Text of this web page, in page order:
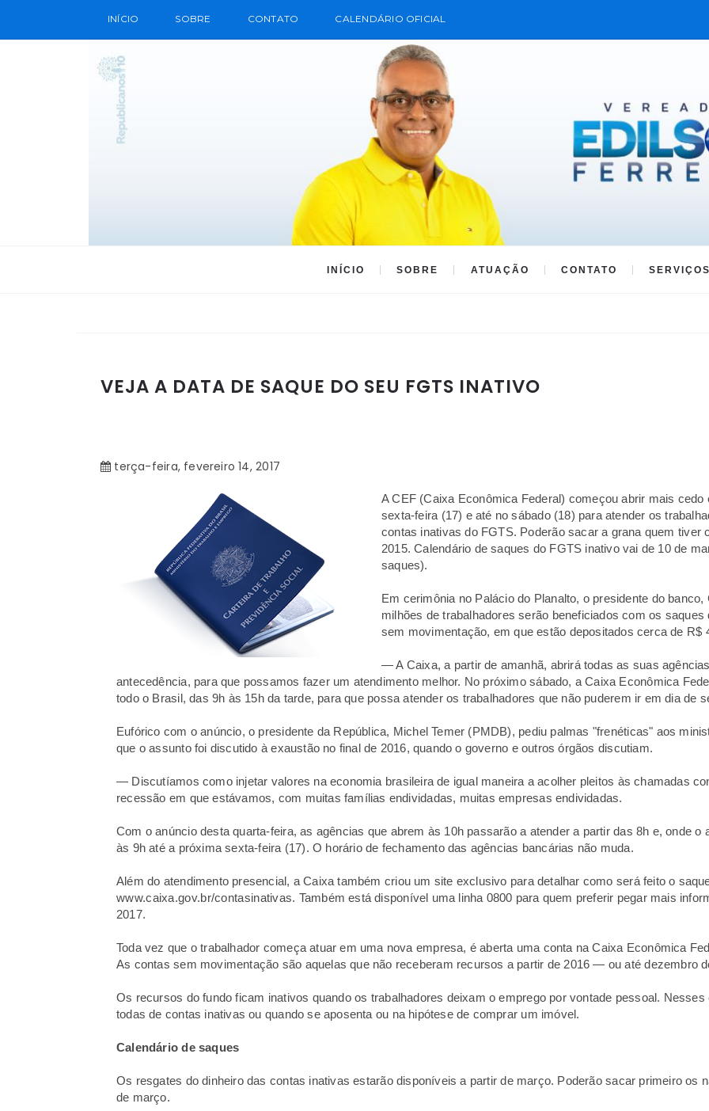
INÍCIO SOBRE CONTATO CALENDÁRIO OFICIAL
INÍCIO SOBRE ATUAÇÃO CONTATO
VEJA A DATA DE SAQUE DO SEU FGTS INATIVO
terça-feira, fevereiro 14, 2017
A CEF (Caixa Econômica Federal) começou abrir mais
sexta-feira (17) e até no sábado (18) para atender os
contas inativas do FGTS. Poderão sacar a grana quem tiver
2015. Calendário de saques do FGTS inativo vai de 10 de
saques).
Em cerimônia no Palácio do Planalto, o presidente do
milhões de trabalhadores serão beneficiados com os
sem movimentação, em que estão depositados cerca de R$
— A Caixa, a partir de amanhã, abrirá todas as suas
antecedência, para que possamos fazer um atendimento melhor. No próximo sábado, a Caixa Econômica
todo o Brasil, das 9h às 15h da tarde, para que possa atender os trabalhadores que não puderem ir em dia de
Eufórico com o anúncio, o presidente da República, Michel Temer (PMDB), pediu palmas "frenéticas" aos
que o assunto foi discutido à exaustão no final de 2016, quando o governo e outros órgãos discutiam.
— Discutíamos como injetar valores na economia brasileira de igual maneira a acolher pleitos às chamadas
recessão em que estávamos, com muitas famílias endividadas, muitas empresas endividadas.
Com o anúncio desta quarta-feira, as agências que abrem às 10h passarão a atender a partir das 8h e, onde
às 9h até a próxima sexta-feira (17). O horário de fechamento das agências bancárias não muda.
Além do atendimento presencial, a Caixa também criou um site exclusivo para detalhar como será feito o
www.caixa.gov.br/contasinativas. Também está disponível uma linha 0800 para quem preferir pegar mais
2017.
Toda vez que o trabalhador começa atuar em uma nova empresa, é aberta uma conta na Caixa Econômica
As contas sem movimentação são aquelas que não receberam recursos a partir de 2016 — ou até dezembro
Os recursos do fundo ficam inativos quando os trabalhadores deixam o emprego por vontade pessoal.
todas de contas inativas ou quando se aposenta ou na hipótese de comprar um imóvel.
Calendário de saques
Os resgates do dinheiro das contas inativas estarão disponíveis a partir de março. Poderão sacar primeiro os
de março.